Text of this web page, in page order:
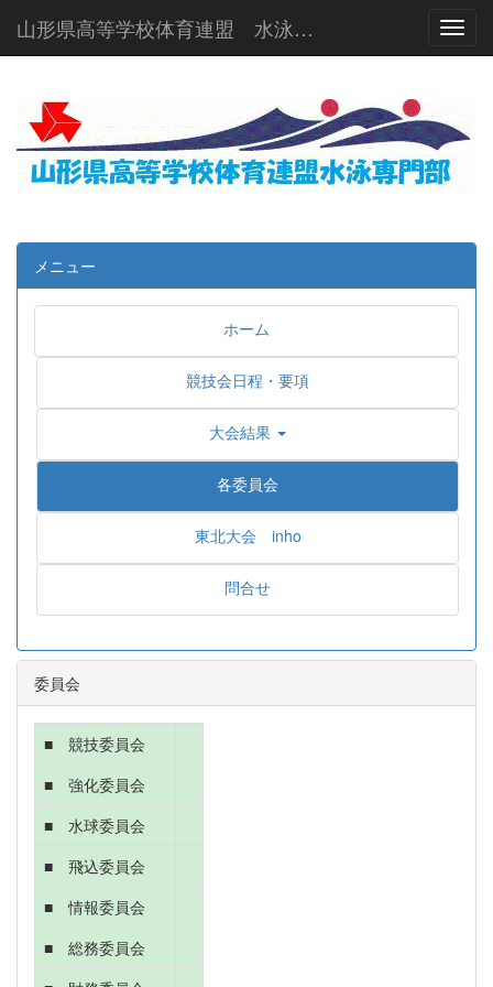
山形県高等学校体育連盟 水泳専門部
メニュー
ホーム
競技会日程・要項
大会結果
各委員会
東北大会 inho
問合せ
委員会
■ 競技委員会
■ 強化委員会
■ 水球委員会
■ 飛込委員会
■ 情報委員会
■ 総務委員会